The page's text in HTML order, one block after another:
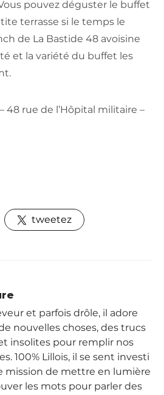
pouvez déguster le buffet
terrasse si le temps le
de La Bastide 48 avoisine
et la variété du buffet les
48 rue de l’Hôpital militaire –
tweetez
et parfois drôle, il adore
nouvelles choses, des trucs
insolites pour remplir nos
100% Lillois, il se sent investi
mission de mettre en lumière
les mots pour parler des